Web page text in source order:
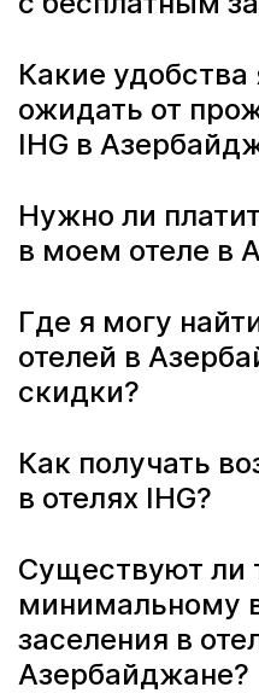
Какие удобства
ожидать от
IHG в
Нужно ли
в моем отеле в
Где я могу
отелей в
скидки?
Как получать
в отелях IHG?
Существуют ли
минимальному
заселения в
Азербайджане?